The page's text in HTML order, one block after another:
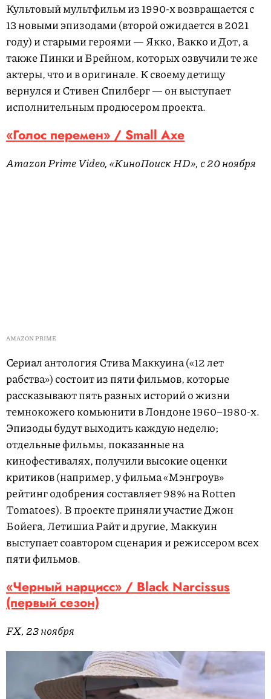
Культовый мультфильм из 1990-х возвращается с
13 новыми эпизодами (второй ожидается в 2021
году) и старыми героями — Якко, Вакко и Дот, а
также Пинки и Брейном, которых озвучили те же
актеры, что и в оригинале. К своему детищу
вернулся и Стивен Спилберг — он выступает
исполнительным продюсером проекта.
«Голос перемен» / Small Axe
Amazon Prime Video, «КиноПоиск HD», с 20 ноября
AMAZON PRIME
Сериал антология Стива Маккуина («12 лет
рабства») состоит из пяти фильмов, которые
рассказывают пять разных историй о жизни
темнокожего комьюнити в Лондоне 1960–1980-х.
Эпизоды будут выходить каждую неделю;
отдельные фильмы, показанные на
кинофестивалях, получили высокие оценки
критиков (например, у фильма «Мэнгроув»
рейтинг одобрения составляет 98% на Rotten
Tomatoes). В проекте приняли участие Джон
Бойега, Летишиа Райт и другие, Маккуин
выступает соавтором сценария и режиссером всех
пяти фильмов.
«Черный нарцисс» / Black Narcissus
(первый сезон)
FX, 23 ноября